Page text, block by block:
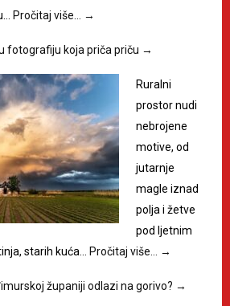
Pročitaj više… →
fotografiju koja priča priču →
Ruralni
prostor nudi
nebrojene
motive, od
jutarnje
magle iznad
polja i žetve
pod ljetnim
starih kuća…
Pročitaj više… →
županiji odlazi na gorivo? →